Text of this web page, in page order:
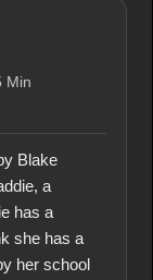
Min
Blake
a
has a
she has a
her school